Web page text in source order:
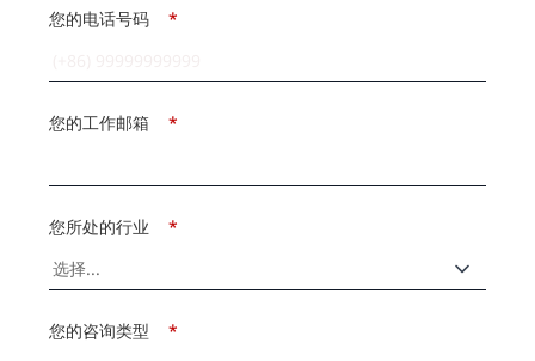
*
您的电话号码
*
您的工作邮箱
*
您所处的行业
*
您的咨询类型